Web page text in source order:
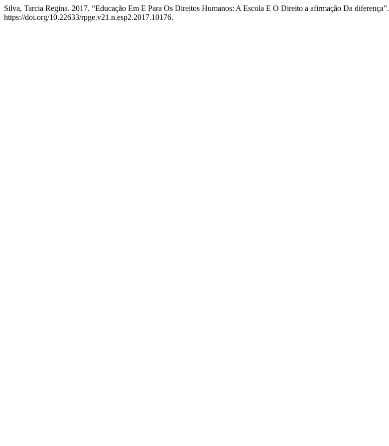
Silva, Tarcia Regina. 2017. “Educação Em E Para Os Direitos Humanos: A Escola E O Direito a afirmação Da diferença”.
https://doi.org/10.22633/rpge.v21.n.esp2.2017.10176.